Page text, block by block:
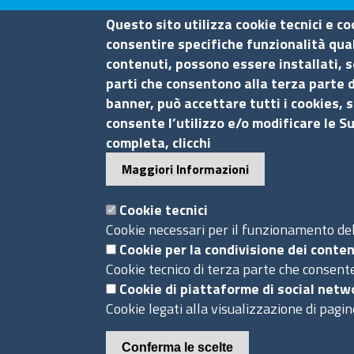
Camera di Commercio di
Contatti
Piazza F.Cavallotti,3 - 98122 Messina
tel. 090-77721
fax 090-674644
P.I. 0075 36 00 832
Peccciaa.messina@me.legalmail.camcom.it
Ufficio relazioni con il pubblico
Piè
Privacy e GDPR Cookie
Questo sito utilizza cookie tecnici e
consentire specifiche funzionalità
contenuti, possono essere installati,
parti che consentono alla terza
banner, può accettare tutti i cookies,
consente l’utilizzo e/o modificare le
completa, clicchi
Maggiori Informazioni
Cookie tecnici
Cookie necessari per il funzionamento
Cookie per la condivisione dei
Cookie tecnico di terza parte che
Cookie di piattaforme di social
Cookie legati alla visualizzazione di
Conferma le scelte